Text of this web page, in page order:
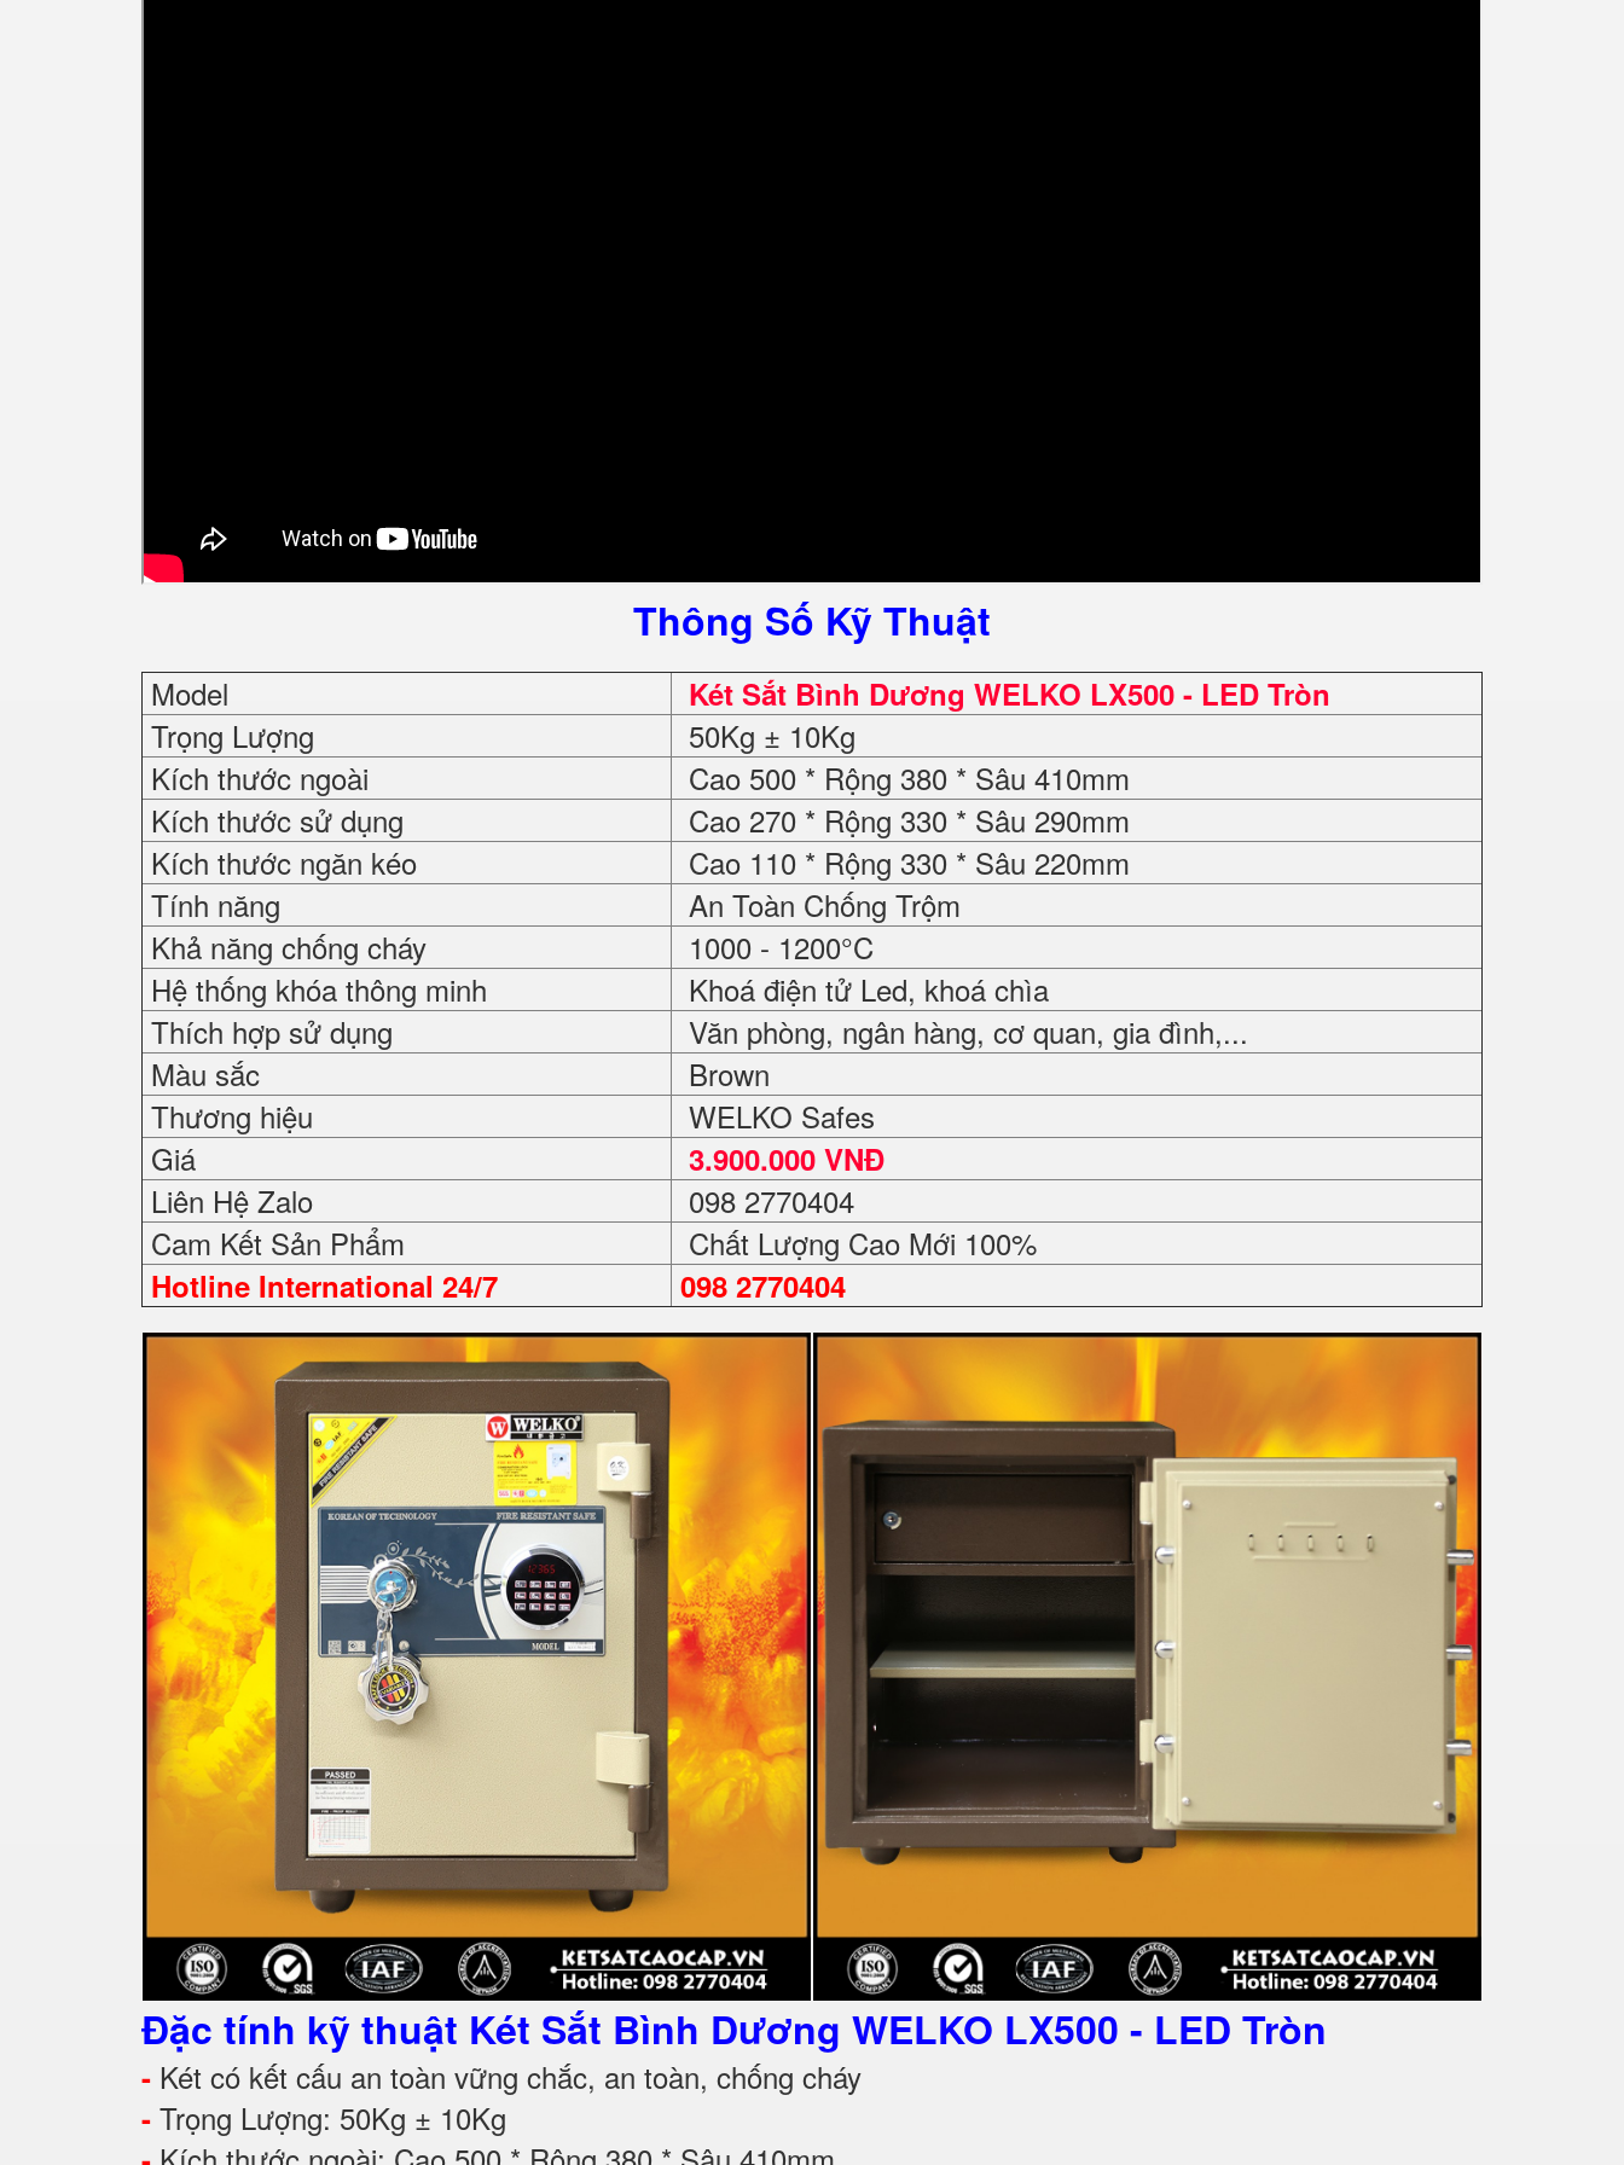
Thông Số Kỹ Thuật
Model Két Sắt Bình Dương WELKO LX500 - LED Tròn
Trọng Lượng
50Kg ± 10Kg
Kích thước ngoài
Cao 500 * Rộng 380 * Sâu 410mm
Kích thước sử dụng
Cao 270 * Rộng 330 * Sâu 290mm
Kích thước ngăn kéo
Cao 110 * Rộng 330 * Sâu 220mm
Tính năng
An Toàn Chống Trộm
Khả năng chống cháy
1000 - 1200°C
Hệ thống khóa thông minh
Khoá điện tử Led, khoá chìa
Thích hợp sử dụng
Văn phòng, ngân hàng, cơ quan, gia đình,...
Màu sắc
Brown
Thương hiệu
WELKO Safes
Giá
3.900.000 VNĐ
Liên Hệ Zalo
098 2770404
Cam Kết Sản Phẩm
Chất Lượng Cao Mới 100%
Hotline International 24/7 098 2770404
Đặc tính kỹ thuật Két Sắt Bình Dương WELKO LX500 - LED Tròn
- Két có kết cấu an toàn vững chắc, an toàn, chống cháy
- Trọng Lượng: 50Kg ± 10Kg